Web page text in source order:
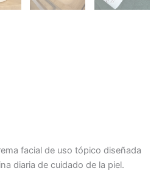
facial de uso tópico diseñada
diaria de cuidado de la piel.